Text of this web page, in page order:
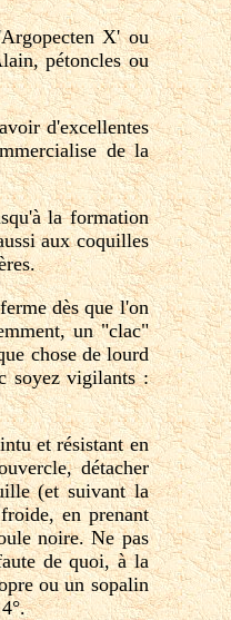
X' ou
pétoncles ou
d'excellentes
de la
la formation
aux coquilles
dès que l'on
un "clac"
chose de lourd
soyez vigilants :
et résistant en
détacher
(et suivant la
en prenant
noire. Ne pas
de quoi, à la
ou un sopalin
4°.